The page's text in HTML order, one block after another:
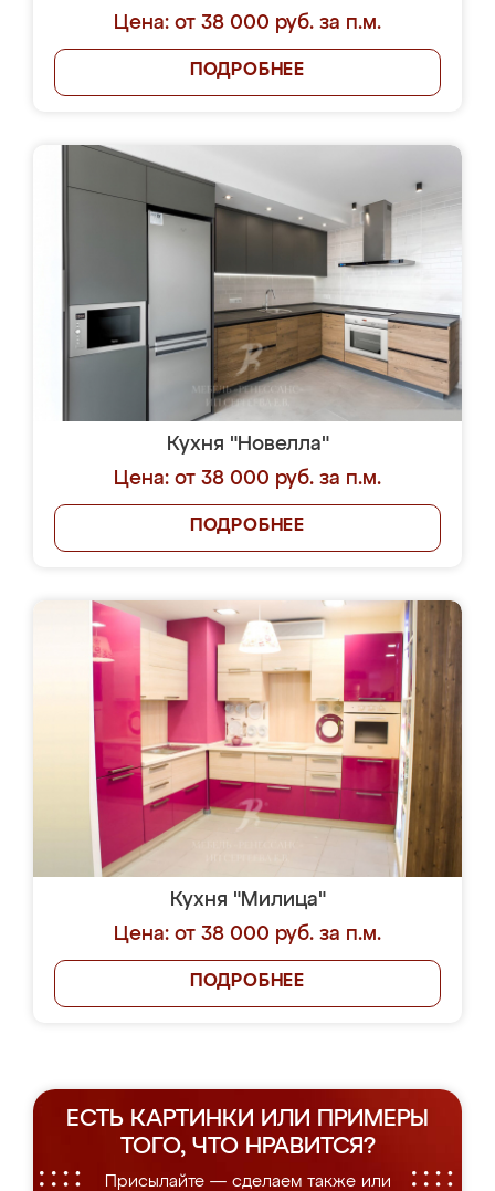
Цена: от 38 000 руб. за п.м.
ПОДРОБНЕЕ
Кухня "Новелла"
Цена: от 38 000 руб. за п.м.
ПОДРОБНЕЕ
Кухня "Милица"
Цена: от 38 000 руб. за п.м.
ПОДРОБНЕЕ
ЕСТЬ КАРТИНКИ ИЛИ ПРИМЕРЫ
ТОГО, ЧТО НРАВИТСЯ?
Присылайте — сделаем также или